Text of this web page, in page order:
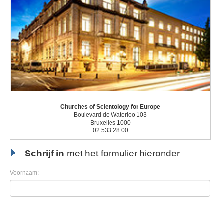
Churches of Scientology for Europe
Boulevard de Waterloo 103
Bruxelles 1000
02 533 28 00
Schrijf in met het formulier hieronder
Voornaam: